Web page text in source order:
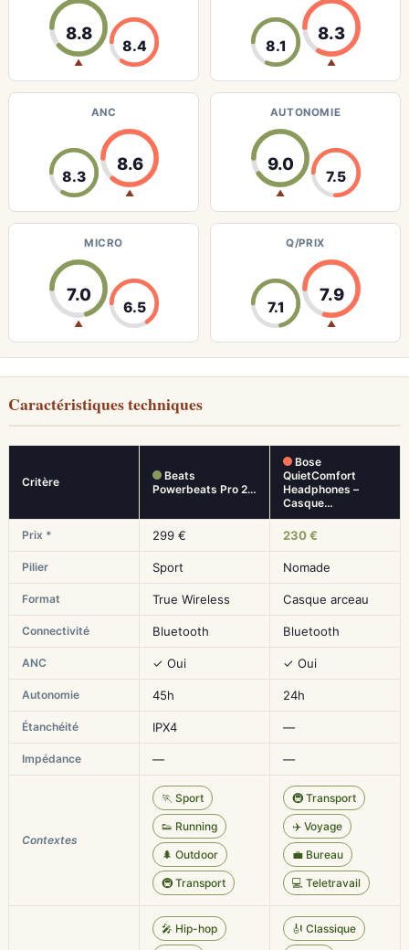
8.8
▲
8.4 8.1
8.3
▲
ANC
8.3
8.6
▲
AUTONOMIE
9.0
▲
7.5
MICRO
7.0
▲
6.5
Q/PRIX
7.1
7.9
▲
Caractéristiques techniques
Critère
Beats
Powerbeats Pro 2…
Bose
QuietComfort
Headphones –
Casque…
Prix * 299 € 230 €
Pilier Sport Nomade
Format True Wireless Casque arceau
Connectivité Bluetooth Bluetooth
ANC ✓ Oui ✓ Oui
Autonomie 45h 24h
Étanchéité IPX4 —
Impédance — —
Contextes
🏃 Sport
👟 Running
🌲 Outdoor
🚇 Transport
🚇 Transport
✈️ Voyage
💼 Bureau
💻 Teletravail
🎤 Hip-hop 🎻 Classique